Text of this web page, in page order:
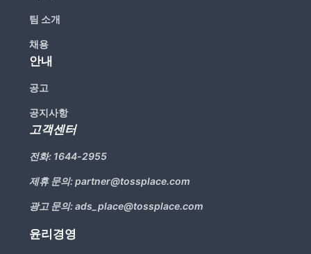
팀 소개
채용
안내
공고
공지사항
고객센터
전화: 1644-2955
제휴 문의:partner@tossplace.com
광고 문의:ads_place@tossplace.com
윤리경영